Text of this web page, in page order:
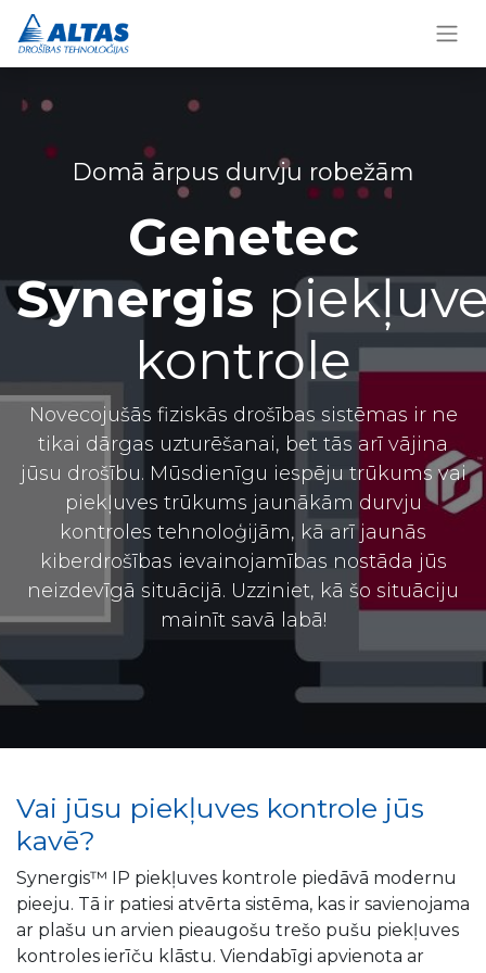
Domā ārpus durvju robežām
Genetec
Synergis
kontrole
Novecojušās fiziskās drošības sistēmas ir ne
tikai dārgas uzturēšanai, bet tās arī vājina
jūsu drošību. Mūsdienīgu iespēju trūkums vai
piekļuves trūkums jaunākām durvju
kontroles tehnoloģijām, kā arī jaunās
kiberdrošības ievainojamības nostāda jūs
neizdevīgā situācijā. Uzziniet, kā šo situāciju
mainīt savā labā!
Vai jūsu piekļuves kontrole jūs
kavē?
Synergis™ IP piekļuves kontrole piedāvā modernu
pieeju. Tā ir patiesi atvērta sistēma, kas ir savienojama
ar plašu un arvien pieaugošu trešo pušu piekļuves
kontroles ierīču klāstu. Viendabīgi apvienota ar